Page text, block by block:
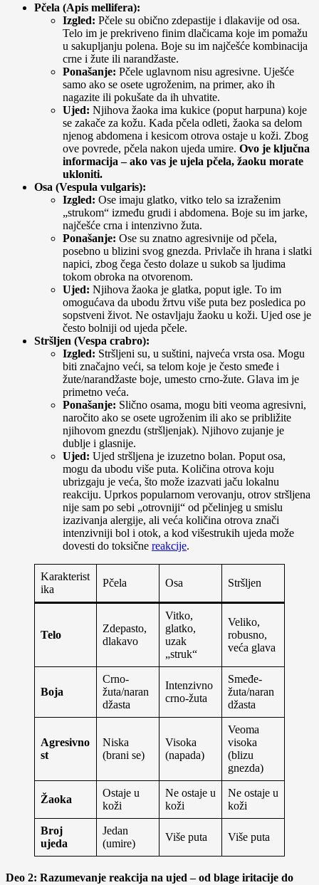
Pčela (Apis mellifera):
Izgled: Pčele su obično zdepastije i dlakavije od osa.
Telo im je prekriveno finim dlačicama koje im pomažu
u sakupljanju polena. Boje su im najčešće kombinacija
crne i žute ili narandžaste.
Ponašanje: Pčele uglavnom nisu agresivne. Uješće
samo ako se osete ugroženim, na primer, ako ih
nagazite ili pokušate da ih uhvatite.
Ujed: Njihova žaoka ima kukice (poput harpuna) koje
se zakače za kožu. Kada pčela odleti, žaoka sa delom
njenog abdomena i kesicom otrova ostaje u koži. Zbog
ove povrede, pčela nakon ujeda umire. Ovo je ključna
informacija – ako vas je ujela pčela, žaoku morate
ukloniti.
Osa (Vespula vulgaris):
Izgled: Ose imaju glatko, vitko telo sa izraženim
„strukom“ između grudi i abdomena. Boje su im jarke,
najčešće crna i intenzivno žuta.
Ponašanje: Ose su znatno agresivnije od pčela,
posebno u blizini svog gnezda. Privlače ih hrana i slatki
napici, zbog čega često dolaze u sukob sa ljudima
tokom obroka na otvorenom.
Ujed: Njihova žaoka je glatka, poput igle. To im
omogućava da ubodu žrtvu više puta bez posledica po
sopstveni život. Ne ostavljaju žaoku u koži. Ujed ose je
često bolniji od ujeda pčele.
Stršljen (Vespa crabro):
Izgled: Stršljeni su, u suštini, najveća vrsta osa. Mogu
biti značajno veći, sa telom koje je često smeđe i
žute/narandžaste boje, umesto crno-žute. Glava im je
primetno veća.
Ponašanje: Slično osama, mogu biti veoma agresivni,
naročito ako se osete ugroženim ili ako se približite
njihovom gnezdu (stršljenjak). Njihovo zujanje je
dublje i glasnije.
Ujed: Ujed stršljena je izuzetno bolan. Poput osa,
mogu da ubodu više puta. Količina otrova koju
ubrizgaju je veća, što može izazvati jaču lokalnu
reakciju. Uprkos popularnom verovanju, otrov stršljena
nije sam po sebi „otrovniji“ od pčelinjeg u smislu
izazivanja alergije, ali veća količina otrova znači
intenzivniji bol i otok, a kod višestrukih ujeda može
dovesti do toksične reakcije.
Karakterist
ika
Pčela Osa Stršljen
Telo
Zdepasto,
dlakavo
Vitko,
glatko,
uzak
„struk“
Veliko,
robusno,
veća glava
Boja
Crno-
žuta/naran
džasta
Intenzivno
crno-žuta
Smeđe-
žuta/naran
džasta
Agresivno
st
Niska
(brani se)
Visoka
(napada)
Veoma
visoka
(blizu
gnezda)
Žaoka
Ostaje u
koži
Ne ostaje u
koži
Ne ostaje u
koži
Broj
ujeda
Jedan
(umire)
Više puta Više puta
Deo 2: Razumevanje reakcija na ujed – od blage iritacije do